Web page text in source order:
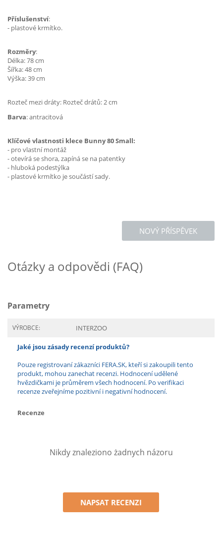
Příslušenství:
- plastové krmítko.
Rozměry:
Délka: 78 cm
Šířka: 48 cm
Výška: 39 cm
Rozteč mezi dráty: Rozteč drátů: 2 cm
Barva: antracitová
Klíčové vlastnosti klece Bunny 80 Small:
- pro vlastní montáž
- otevírá se shora, zapíná se na patentky
- hluboká podestýlka
- plastové krmítko je součástí sady.
NOVÝ PŘÍSPĚVEK
Otázky a odpovědi (FAQ)
Parametry
VÝROBCE: INTERZOO
Jaké jsou zásady recenzí produktů?
Pouze registrovaní zákazníci FERA.SK, kteří si zakoupili tento
produkt, mohou zanechat recenzi. Hodnocení udělené
hvězdičkami je průměrem všech hodnocení. Po verifikaci
recenze zveřejníme pozitivní i negativní hodnocení.
Recenze
Nikdy znaleziono żadnych názoru
NAPSAT RECENZI